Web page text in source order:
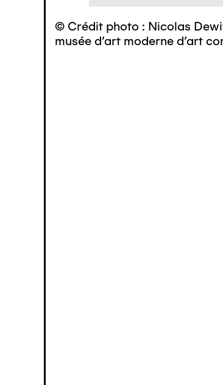
© Crédit photo : Nicolas
musée d’art moderne d’art